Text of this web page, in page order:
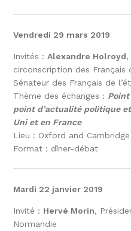
Vendredi 29 mars 2019
Invités :Alexandre Holroyd,
circonscription des Français
Sénateur des Français de
Thème des échanges :
point d’actualité politique
Uni et en France
Lieu : Oxford and
Format : dîner-débat
Mardi 22 janvier 2019
Invité : Hervé Morin,
Normandie